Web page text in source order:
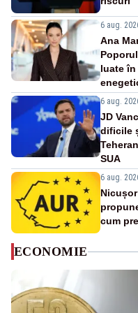
6 aug.
Ana
luate în
6 aug.
JD
dificile
SUA
6 aug.
cum
ECONOMIE